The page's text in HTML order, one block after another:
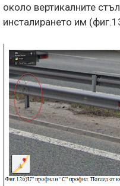
около вертикалните
инсталирането им